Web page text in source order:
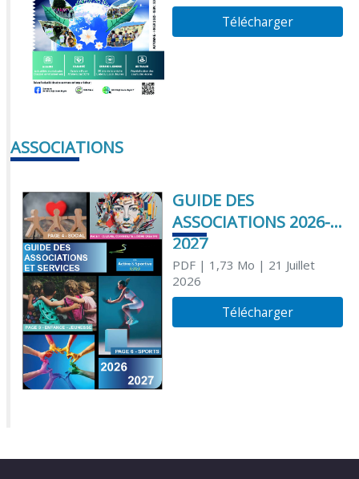
Télécharger
ASSOCIATIONS
GUIDE DES
ASSOCIATIONS 2026-
2027
PDF| 1,73 Mo | 21 Juillet
2026
Télécharger